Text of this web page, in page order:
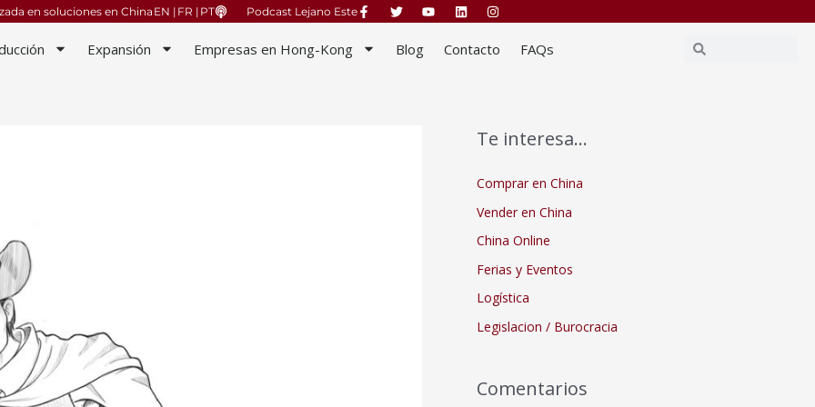
en soluciones en China EN | FR | PT Podcast Lejano Este
Expansión Empresas en Hong-Kong Blog Contacto FAQs BuscarBuscar
Te interesa…
Comprar en China
Vender en China
China Online
Ferias y Eventos
Logística
Legislacion / Burocracia
Comentarios